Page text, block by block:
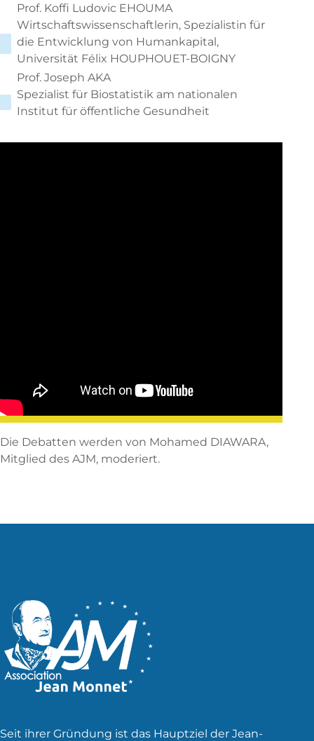
Prof. Koffi Ludovic EHOUMA
Wirtschaftswissenschaftlerin, Spezialistin für
die Entwicklung von Humankapital,
Universität Félix HOUPHOUET-BOIGNY
Prof. Joseph AKA
Spezialist für Biostatistik am nationalen
Institut für öffentliche Gesundheit
Die Debatten werden von Mohamed DIAWARA,
Mitglied des AJM, moderiert.
Seit ihrer Gründung ist das Hauptziel der Jean-